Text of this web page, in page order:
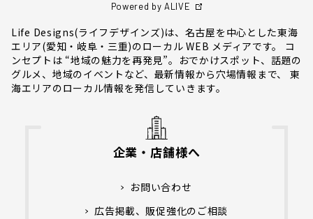
Powered by ALIVE
Life Designs(ライフデザインズ)は、名古屋を中心とした東海
エリア(愛知・岐阜・三重)のローカル WEB メディアです。 コ
ンセプトは “地域の魅力を再発見”。おでかけスポット、話題の
グルメ、地域のイベントなど、最新情報から穴場情報まで、 東
海エリアのローカル情報を発信していきます。
企業・店舗様へ
お問い合わせ
広告掲載、販促強化のご相談